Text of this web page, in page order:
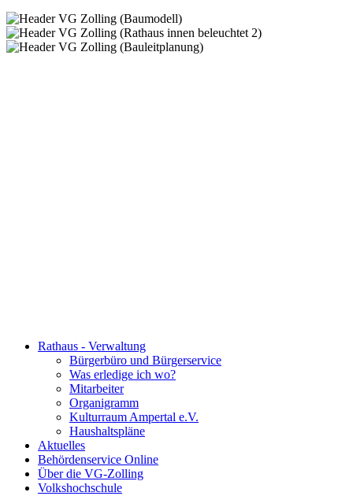
Rathaus - Verwaltung
Bürgerbüro und Bürgerservice
Was erledige ich wo?
Mitarbeiter
Organigramm
Kulturraum Ampertal e.V.
Haushaltspläne
Aktuelles
Behördenservice Online
Über die VG-Zolling
Volkshochschule